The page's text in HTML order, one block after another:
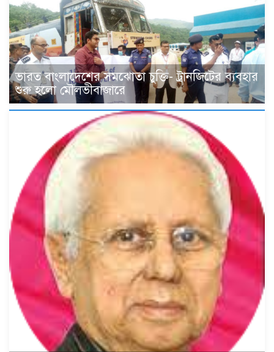
ভারত বাংলাদেশের সমঝোতা চুক্তি- ট্রানজিটের ব্যবহার
শুরু হলো মৌলভীবাজারে